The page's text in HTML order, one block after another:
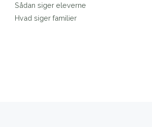
Sådan siger eleverne
Hvad siger familier